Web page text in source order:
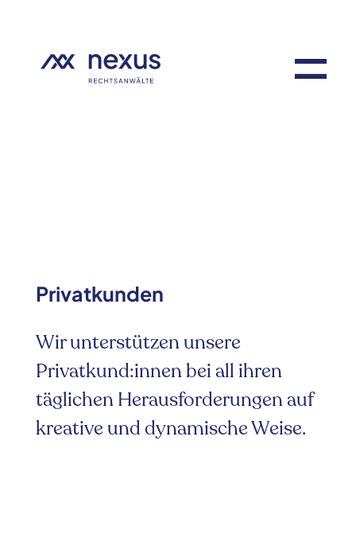
Privatkunden
Wir unterstützen unsere
Privatkund:innen bei all ihren
täglichen Herausforderungen auf
kreative und dynamische Weise.